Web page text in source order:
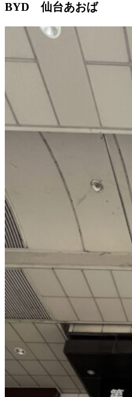
BYD 仙台あおば